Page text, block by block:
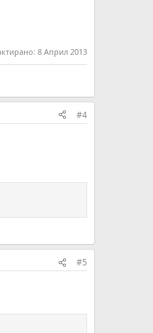
8 Април 2013
#4
#5